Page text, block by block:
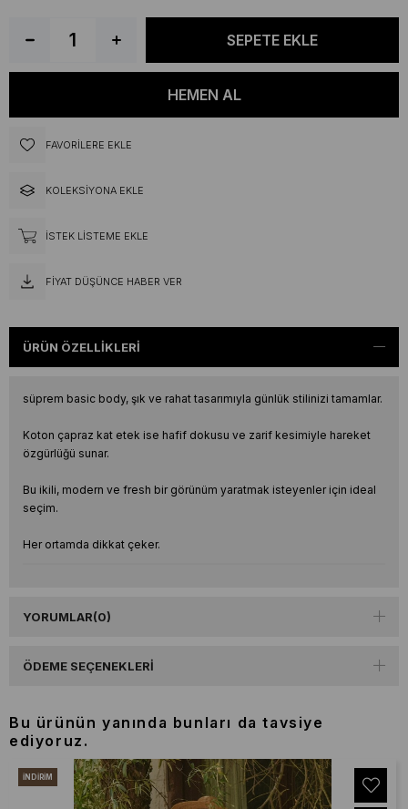
FAVORILERE EKLE
KOLEKSIYONA EKLE
İSTEK LISTEME EKLE
FIYAT DÜŞÜNCE HABER VER
ÜRÜN ÖZELLIKLERI
süprem basic body, şık ve rahat tasarımıyla günlük stilinizi tamamlar.
Koton çapraz kat etek ise hafif dokusu ve zarif kesimiyle hareket
özgürlüğü sunar.
Bu ikili, modern ve fresh bir görünüm yaratmak isteyenler için ideal
seçim.
Her ortamda dikkat çeker.
YORUMLAR(0)
ÖDEME SEÇENEKLERI
Bu ürünün yanında bunları da tavsiye
ediyoruz.
İNDIRIM